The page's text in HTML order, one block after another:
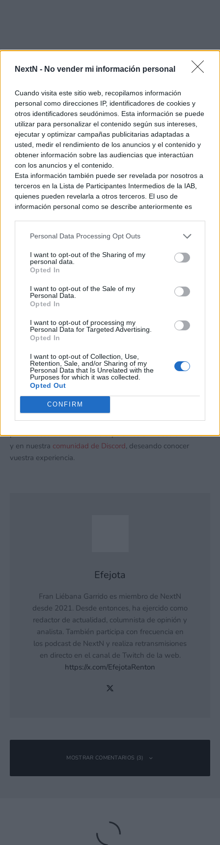
NextN - No vender mi información personal
Cuando visita este sitio web, recopilamos información
personal como direcciones IP, identificadores de cookies y
otros identificadores seudónimos. Esta información se puede
utilizar para personalizar el contenido según sus intereses,
ejecutar y optimizar campañas publicitarias adaptadas a
usted, medir el rendimiento de los anuncios y el contenido y
obtener información sobre las audiencias que interactúan
con los anuncios y el contenido.
Esta información también puede ser revelada por nosotros a
terceros en la Lista de Participantes Intermedios de la IAB,
quienes pueden revelarla a otros terceros. El uso de
información personal como se describe anteriormente es
generamos contenido relevante para nuestra audiencia.
recopilación y uso de datos en nuestra Política de
Privacidad.
terceros por nuestra parte, utilice la siguiente opción de
exclusión y confirme su selección. Tenga en cuenta que
después de que se procese su solicitud de exclusión, es
posible que continúe viendo anuncios basados en intereses
basados en la información personal utilizada por nosotros o
en información personal divulgada a terceros antes de su
Puede optar por no participar en la divulgación adicional de
su información personal por parte de terceros en la Lista de
participantes intermedios de la IAB.
Personal Data Processing Opt Outs
I want to opt-out of the Sharing of my
personal data.
Opted In
I want to opt-out of the Sale of my
Personal Data.
Opted In
I want to opt-out of processing my
Personal Data for Targeted Advertising.
Opted In
I want to opt-out of Collection, Use,
Retention, Sale, and/or Sharing of my
Personal Data that Is Unrelated with the
Purposes for which it was collected.
Opted Out
CONFIRM
Ver también
descarta del todo la posibilidad
Supongo que, como yo, muchos descubristeis las
inmensas
aventuras que nos depara el universo de Zelda
otras personas que se adentraron en ellas antes que
nosotros. Así que, a 30 días del lanzamiento de Tears of the
Kingdom, comenzamos la cuenta atrás lanzando una
pregunta a nuestros queridos lectores: ¿Cuál es vuestro
primer recuerdo zeldero? Os esperamosen nuestro Twitter
y en nuestra comunidad de Discord, deseando conocer
vuestra experiencia.
Efejota
Fran Liébana Garrido es miembro de NextN
desde 2021. Desde entonces, ha ejercido como
redactor de actualidad, columnista de opinión y
analista. También participa con frecuencia en
los podcast de NextN y realiza retransmisiones
en directo en el canal de Twitch de la web.
https://x.com/EfejotaRenton
MOSTRAR COMENTARIOS (3)
Mi primer recuerdo de la saga es estar jugando con un